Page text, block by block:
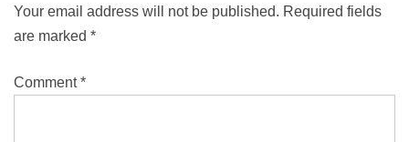
Your email address will not be published. Required fields
are marked *
Comment*